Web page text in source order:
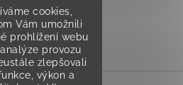
cookies,
Vám umožnili
prohlížení webu
provozu
zlepšovali
výkon a
Studio Avocado